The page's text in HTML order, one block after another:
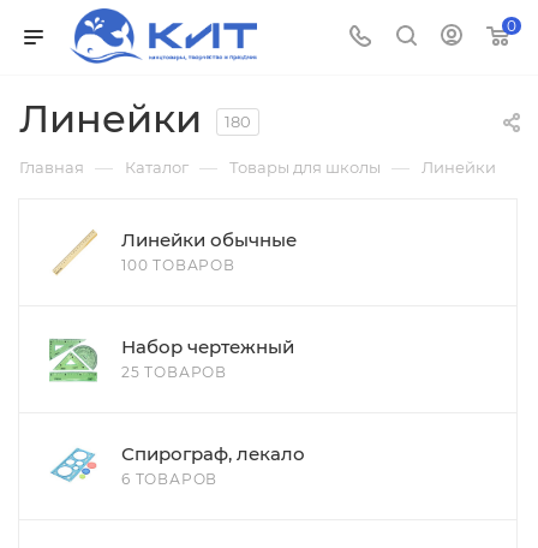
0
Линейки 180
Главная — Каталог — Товары для школы — Линейки
Линейки обычные
100 ТОВАРОВ
Набор чертежный
25 ТОВАРОВ
Спирограф, лекало
6 ТОВАРОВ